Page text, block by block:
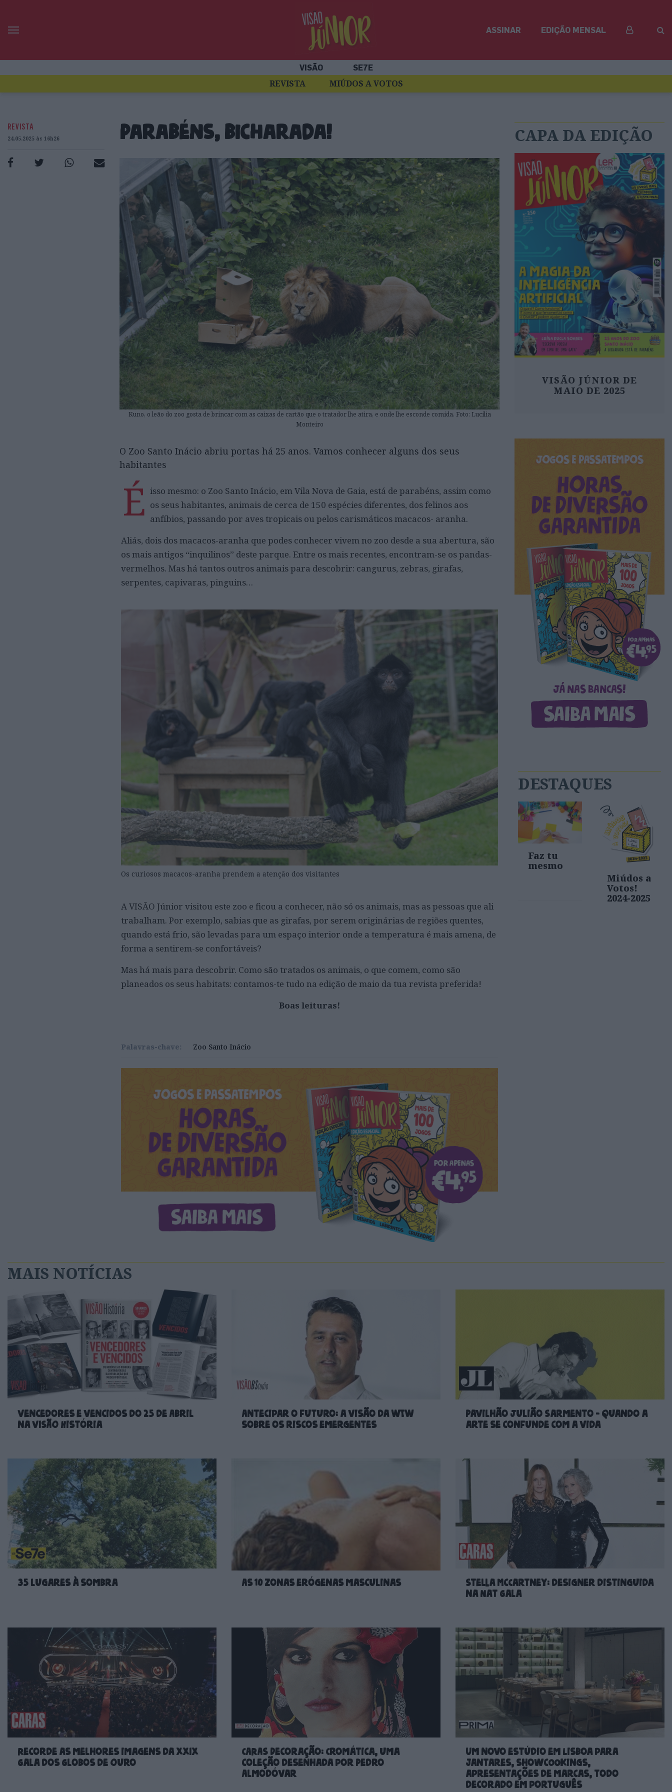
ASSINAR EDIÇÃO MENSAL
VISÃO SE7E
REVISTA MIÚDOS A VOTOS
REVISTA
24.05.2025 às 16h26 Parabéns, bicharada!
Kuno, o leão do zoo gosta de brincar com as caixas de cartão que o tratador lhe atira, e onde lhe esconde comida. Foto: Lucília
Monteiro
O Zoo Santo Inácio abriu portas há 25 anos. Vamos conhecer alguns dos seus
habitantes
É isso mesmo: o Zoo Santo Inácio, em Vila Nova de Gaia, está de parabéns, assim como
os seus habitantes, animais de cerca de 150 espécies diferentes, dos felinos aos
anfíbios, passando por aves tropicais ou pelos carismáticos macacos- aranha.
Aliás, dois dos macacos-aranha que podes conhecer vivem no zoo desde a sua abertura, são
os mais antigos “inquilinos” deste parque. Entre os mais recentes, encontram-se os pandas-
vermelhos. Mas há tantos outros animais para descobrir: cangurus, zebras, girafas,
serpentes, capivaras, pinguins…
Os curiosos macacos-aranha prendem a atenção dos visitantes
A VISÃO Júnior visitou este zoo e ficou a conhecer, não só os animais, mas as pessoas que ali
trabalham. Por exemplo, sabias que as girafas, por serem originárias de regiões quentes,
quando está frio, são levadas para um espaço interior onde a temperatura é mais amena, de
forma a sentirem-se confortáveis?
Mas há mais para descobrir. Como são tratados os animais, o que comem, como são
planeados os seus habitats: contamos-te tudo na edição de maio da tua revista preferida!
Boas leituras!
Palavras-chave: Zoo Santo Inácio
CAPA DA EDIÇÃO
VISÃO JÚNIOR DE
MAIO DE 2025
DESTAQUES
Faz tu
mesmo
Miúdos a
Votos!
2024-2025
MAIS NOTÍCIAS
Vencedores e vencidos do 25 de Abril
na VISÃO História
Antecipar o futuro: a visão da WTW
sobre os riscos emergentes
Pavilhão Julião Sarmento - Quando a
arte se confunde com a vida
35 lugares à sombra As 10 zonas erógenas masculinas
Stella McCartney: designer distinguida
na Nat Gala
Recorde as melhores imagens da XXIX
Gala dos Globos de Ouro
CARAS Decoração: Cromática, uma
coleção desenhada por Pedro
Almodóvar
Um novo estúdio em Lisboa para
jantares, showcookings,
apresentações de marcas, todo
decorado em português